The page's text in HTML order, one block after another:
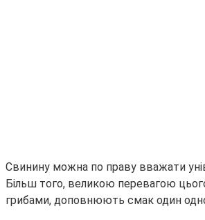
Свинину можна по праву вважати
Більш того, великою перевагою
грибами, доповнюють смак один